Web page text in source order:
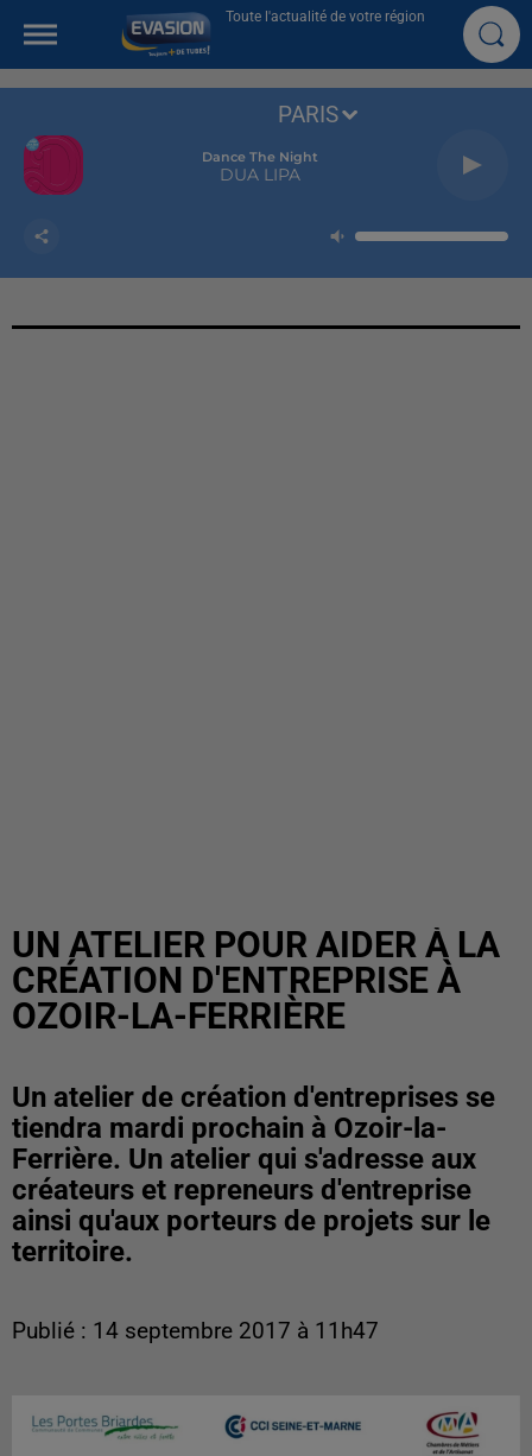
Toute l'actualité de votre région
Dance The Night
DUA LIPA
PARIS
UN ATELIER POUR AIDER À LA
CRÉATION D'ENTREPRISE À
OZOIR-LA-FERRIÈRE
Un atelier de création d'entreprises se
tiendra mardi prochain à Ozoir-la-
Ferrière. Un atelier qui s'adresse aux
créateurs et repreneurs d'entreprise
ainsi qu'aux porteurs de projets sur le
territoire.
Publié : 14 septembre 2017 à 11h47